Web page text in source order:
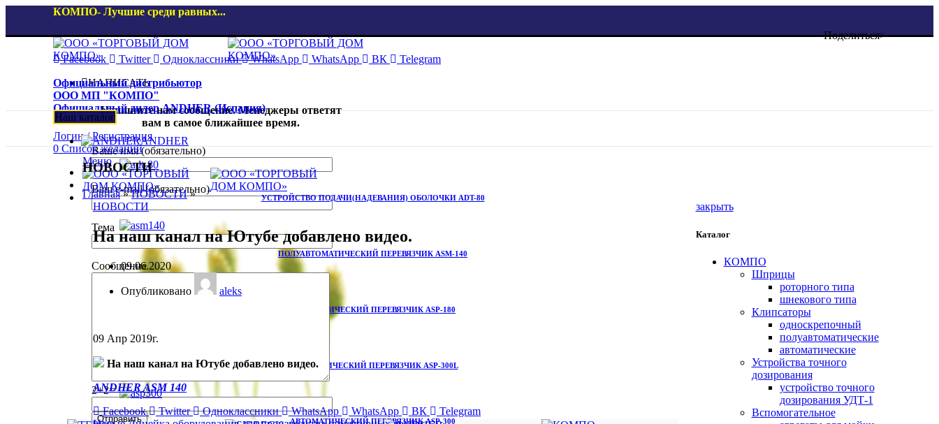
КОМПО- Лучшие среди равных...
Поделиться>
Facebook
Twitter Одноклассники WhatsApp WhatsApp ВК
Telegram
НАПИСАТЬ
Напишите нам сообщение. Менеджеры ответят
вам в самое ближайшее время.
Ваше имя (обязательно)
Ваш e-mail (обязательно)
Тема
Сообщение
2+2=
Официальный дистрибьютор
ООО МП "КОМПО"
Официальный дилер ANDHER (Испания)
Логин / Регистрация
0 Список желаний
Меню
Наш каталог
ANDHER
УСТРОЙСТВО ПОДАЧИ(НАДЕВАНИЯ) ОБОЛОЧКИ ADT-80
ПОЛУАВТОМАТИЧЕСКИЙ ПЕРЕВЯЗЧИК ASМ-140
АВТОМАТИЧЕСКИЙ ПЕРЕВЯЗЧИК ASP-180
АВТОМАТИЧЕСКИЙ ПЕРЕВЯЗЧИК ASP-300L
АВТОМАТИЧЕСКИЙ ПЕРЕВЯЗЧИК ASP-300
НОВОСТИ
Главная»НОВОСТИ»
НОВОСТИ
На наш канал на Ютубе добавлено видео.
09.06.2020
Опубликовано aleks
09 Апр 2019г.
На наш канал на Ютубе добавлено видео.
ANDHER ASM 140
Facebook
Twitter Одноклассники WhatsApp WhatsApp ВК
Telegram
закрыть
Каталог
КОМПО
Шприцы
роторного типа
шнекового типа
Клипсаторы
односкрепочный
полуавтоматические
автоматические
Устройства точного
дозирования
устройство точного
дозирования УДТ-1
Вспомогательное